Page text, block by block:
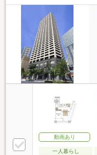
動画あり
一人暮らし